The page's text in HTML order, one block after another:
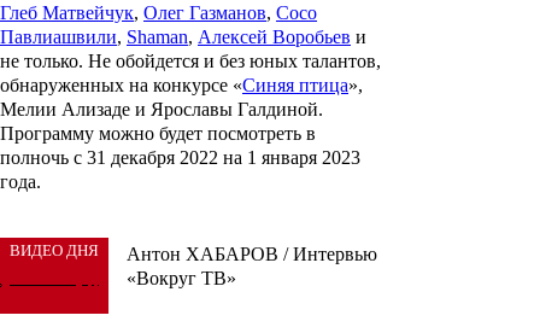
Глеб Матвейчук, Олег Газманов, Сосо
Павлиашвили, Shaman, Алексей Воробьев и
не только. Не обойдется и без юных талантов,
обнаруженных на конкурсе «Синяя птица»,
Мелии Ализаде и Ярославы Галдиной.
Программу можно будет посмотреть в
полночь с 31 декабря 2022 на 1 января 2023
года.
ВИДЕО ДНЯ
Антон ХАБАРОВ / Интервью
«Вокруг ТВ»